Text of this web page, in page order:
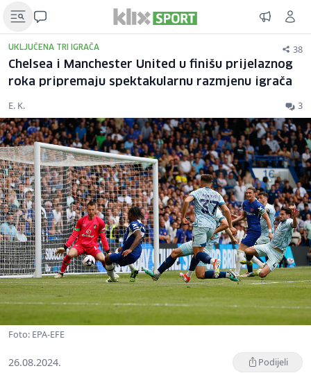
UKLJUČENA TRI IGRAČA 38
Chelsea i Manchester United u finišu prijelaznog
roka pripremaju spektakularnu razmjenu igrača
E. K. 3
Foto: EPA-EFE
26.08.2024. Podijeli